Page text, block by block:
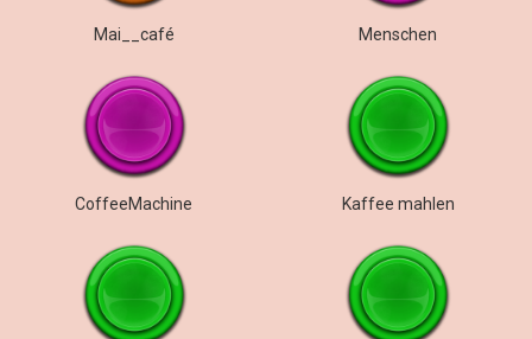
Mai__café Menschen
CoffeeMachine Kaffee mahlen